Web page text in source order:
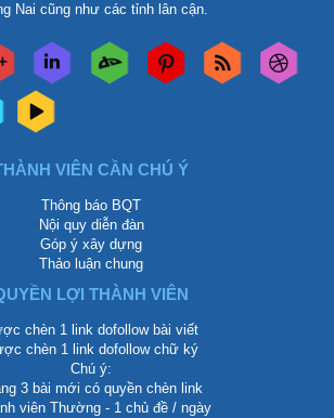
Nai cũng như các tỉnh lân cận.
VIÊN CẦN CHÚ Ý
Thông báo BQT
Nội quy diễn đàn
Góp ý xây dựng
Thảo luận chung
LỢI THÀNH VIÊN
chèn 1 link dofollow bài viết
chèn 1 link dofollow chữ ký
Chú ý:
3 bài mới có quyền chèn link
viên Thường - 1 chủ đề / ngày